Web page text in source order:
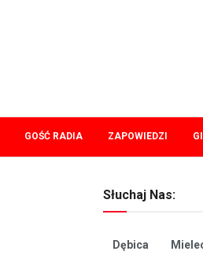
GOŚĆ RADIA ZAPOWIEDZI
Słuchaj Nas:
Dębica